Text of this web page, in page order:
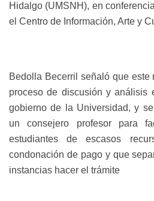
Hidalgo (UMSNH), en
el Centro de Información, Arte y
Bedolla Becerril señaló que este
proceso de discusión y análisis
gobierno de la Universidad, y
un consejero profesor para
estudiantes de escasos
condonación de pago y que
instancias hacer el trámite